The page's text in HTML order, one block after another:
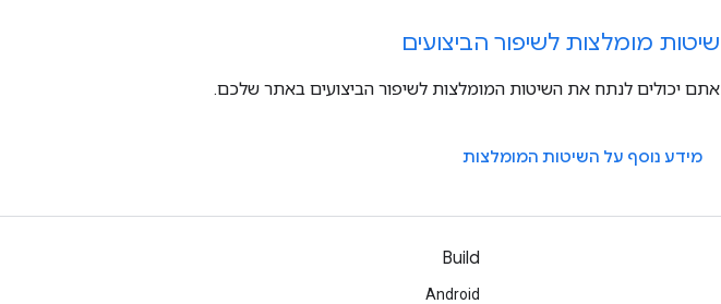
שיטות מומלצות לשיפור הביצועים
אתם יכולים לנתח את השיטות המומלצות לשיפור הביצועים באתר שלכם.
מידע נוסף על השיטות המומלצות
Build
Android